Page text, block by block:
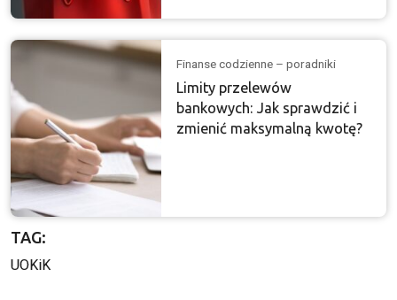
Finanse codzienne – poradniki
Limity przelewów
bankowych: Jak sprawdzić i
zmienić maksymalną kwotę?
TAG:
UOKiK